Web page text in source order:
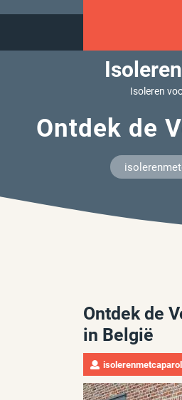
Isoleren
Ontdek de
Ontdek de
in België